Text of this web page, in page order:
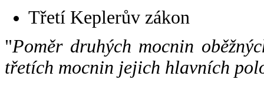
Třetí Keplerův zákon
"Poměr druhých mocnin
třetích mocnin jejich hlavních